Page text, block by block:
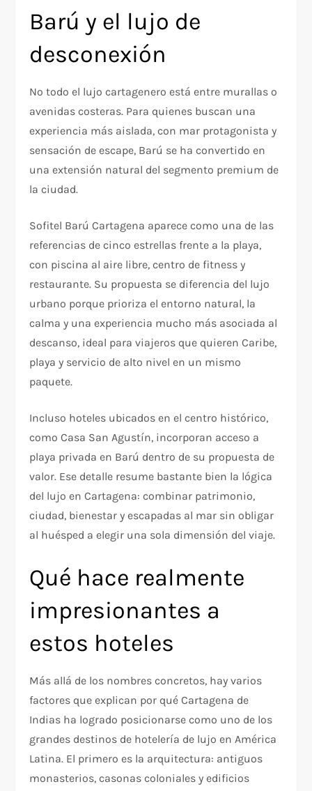
Barú y el lujo de
desconexión
No todo el lujo cartagenero está entre murallas o
avenidas costeras. Para quienes buscan una
experiencia más aislada, con mar protagonista y
sensación de escape, Barú se ha convertido en
una extensión natural del segmento premium de
la ciudad.​
Sofitel Barú Cartagena aparece como una de las
referencias de cinco estrellas frente a la playa,
con piscina al aire libre, centro de fitness y
restaurante. Su propuesta se diferencia del lujo
urbano porque prioriza el entorno natural, la
calma y una experiencia mucho más asociada al
descanso, ideal para viajeros que quieren Caribe,
playa y servicio de alto nivel en un mismo
paquete.​
Incluso hoteles ubicados en el centro histórico,
como Casa San Agustín, incorporan acceso a
playa privada en Barú dentro de su propuesta de
valor. Ese detalle resume bastante bien la lógica
del lujo en Cartagena: combinar patrimonio,
ciudad, bienestar y escapadas al mar sin obligar
al huésped a elegir una sola dimensión del viaje.​
Qué hace realmente
impresionantes a
estos hoteles
Más allá de los nombres concretos, hay varios
factores que explican por qué Cartagena de
Indias ha logrado posicionarse como uno de los
grandes destinos de hotelería de lujo en América
Latina. El primero es la arquitectura: antiguos
monasterios, casonas coloniales y edificios